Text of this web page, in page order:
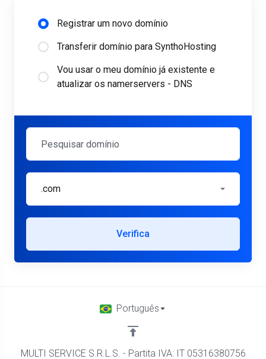
Registrar um novo domínio
Transferir domínio para SynthoHosting
Vou usar o meu domínio já existente e
atualizar os namerservers - DNS
.com
Verifica
Português
MULTI SERVICE S.R.L.S. - Partita IVA: IT 05316380756